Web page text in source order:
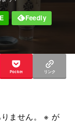
Pocket リンク
ません。 ※ が